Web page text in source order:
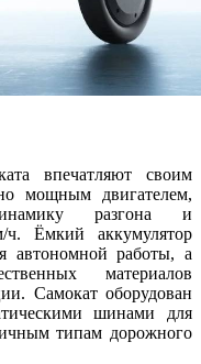
впечатляют своим
мощным двигателем,
разгона и
Ёмкий аккумулятор
автономной работы, а
материалов
Самокат оборудован
шинами для
типам дорожного